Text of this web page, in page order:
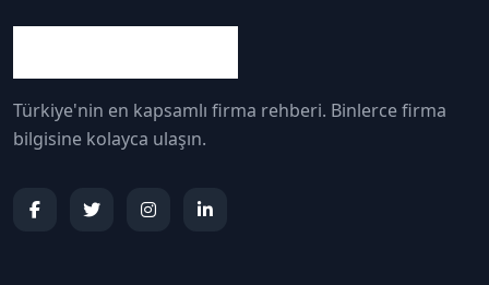
Türkiye'nin en kapsamlı firma rehberi. Binlerce firma
bilgisine kolayca ulaşın.